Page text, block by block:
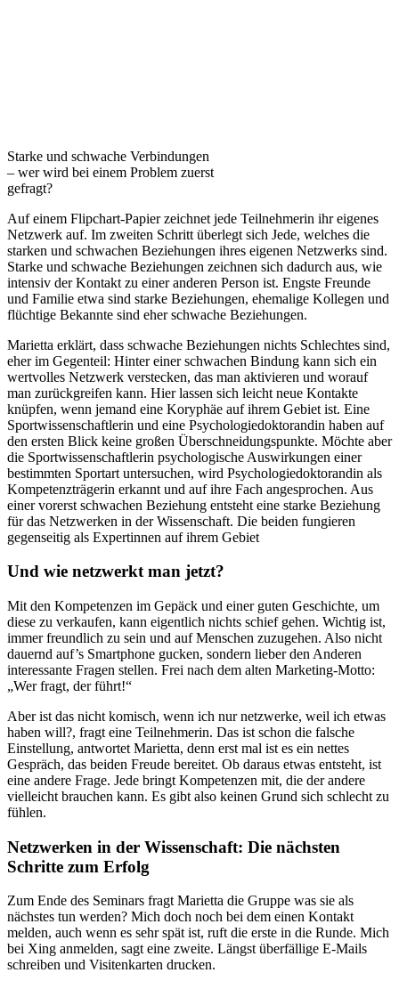
Starke und schwache Verbindungen
– wer wird bei einem Problem zuerst
gefragt?
Auf einem Flipchart-Papier zeichnet jede Teilnehmerin ihr eigenes
Netzwerk auf. Im zweiten Schritt überlegt sich Jede, welches die
starken und schwachen Beziehungen ihres eigenen Netzwerks sind.
Starke und schwache Beziehungen zeichnen sich dadurch aus, wie
intensiv der Kontakt zu einer anderen Person ist. Engste Freunde
und Familie etwa sind starke Beziehungen, ehemalige Kollegen und
flüchtige Bekannte sind eher schwache Beziehungen.
Marietta erklärt, dass schwache Beziehungen nichts Schlechtes sind,
eher im Gegenteil: Hinter einer schwachen Bindung kann sich ein
wertvolles Netzwerk verstecken, das man aktivieren und worauf
man zurückgreifen kann. Hier lassen sich leicht neue Kontakte
knüpfen, wenn jemand eine Koryphäe auf ihrem Gebiet ist. Eine
Sportwissenschaftlerin und eine Psychologiedoktorandin haben auf
den ersten Blick keine großen Überschneidungspunkte. Möchte aber
die Sportwissenschaftlerin psychologische Auswirkungen einer
bestimmten Sportart untersuchen, wird Psychologiedoktorandin als
Kompetenzträgerin erkannt und auf ihre Fach angesprochen. Aus
einer vorerst schwachen Beziehung entsteht eine starke Beziehung
für das Netzwerken in der Wissenschaft. Die beiden fungieren
gegenseitig als Expertinnen auf ihrem Gebiet
Und wie netzwerkt man jetzt?
Mit den Kompetenzen im Gepäck und einer guten Geschichte, um
diese zu verkaufen, kann eigentlich nichts schief gehen. Wichtig ist,
immer freundlich zu sein und auf Menschen zuzugehen. Also nicht
dauernd auf’s Smartphone gucken, sondern lieber den Anderen
interessante Fragen stellen. Frei nach dem alten Marketing-Motto:
„Wer fragt, der führt!“
Aber ist das nicht komisch, wenn ich nur netzwerke, weil ich etwas
haben will?, fragt eine Teilnehmerin. Das ist schon die falsche
Einstellung, antwortet Marietta, denn erst mal ist es ein nettes
Gespräch, das beiden Freude bereitet. Ob daraus etwas entsteht, ist
eine andere Frage. Jede bringt Kompetenzen mit, die der andere
vielleicht brauchen kann. Es gibt also keinen Grund sich schlecht zu
fühlen.
Netzwerken in der Wissenschaft: Die nächsten
Schritte zum Erfolg
Zum Ende des Seminars fragt Marietta die Gruppe was sie als
nächstes tun werden? Mich doch noch bei dem einen Kontakt
melden, auch wenn es sehr spät ist, ruft die erste in die Runde. Mich
bei Xing anmelden, sagt eine zweite. Längst überfällige E-Mails
schreiben und Visitenkarten drucken.